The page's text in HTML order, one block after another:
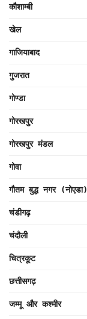
कौशाम्बी
खेल
गाजियाबाद
गुजरात
गोण्डा
गोरखपुर
गोरखपुर मंडल
गोवा
गौतम बुद्ध नगर (नोएडा)
चंडीगढ़
चंदौली
चित्रकूट
छत्तीसगढ़
जम्मू और कश्मीर